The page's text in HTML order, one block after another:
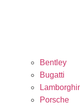
Bentley
Bugatti
Porsche